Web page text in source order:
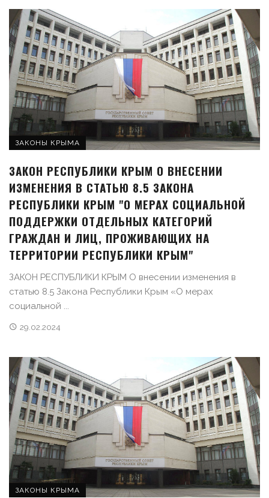
ЗАКОНЫ КРЫМА
ЗАКОН РЕСПУБЛИКИ КРЫМ О ВНЕСЕНИИ
ИЗМЕНЕНИЯ В СТАТЬЮ 8.5 ЗАКОНА
РЕСПУБЛИКИ КРЫМ "О МЕРАХ СОЦИАЛЬНОЙ
ПОДДЕРЖКИ ОТДЕЛЬНЫХ КАТЕГОРИЙ
ГРАЖДАН И ЛИЦ, ПРОЖИВАЮЩИХ НА
ТЕРРИТОРИИ РЕСПУБЛИКИ КРЫМ"
ЗАКОН РЕСПУБЛИКИ КРЫМ О внесении изменения в
статью 8.5 Закона Республики Крым «О мерах
социальной ...
29.02.2024
ЗАКОНЫ КРЫМА